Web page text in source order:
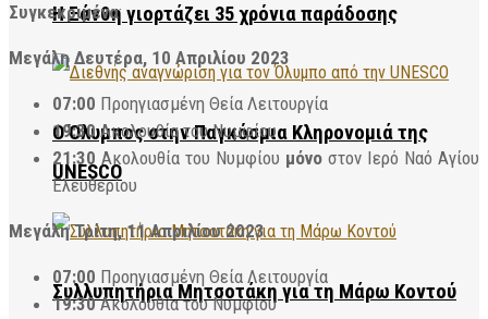
Η Ξάνθη γιορτάζει 35 χρόνια παράδοσης
Ο Όλυμπος στην Παγκόσμια Κληρονομιά της
UNESCO
Συλλυπητήρια Μητσοτάκη για τη Μάρω Κοντού
Συγκεκριμένα:
Μεγάλη Δευτέρα, 10 Απριλίου 2023
07:00 Προηγιασμένη Θεία Λειτουργία
19:30Ακολουθία του Νυμφίου
21:30 Ακολουθία του Νυμφίου μόνο στον Ιερό Ναό Αγίου
Ελευθερίου
Μεγάλη Τρίτη, 11 Απριλίου 2023
07:00 Προηγιασμένη Θεία Λειτουργία
19:30Ακολουθία του Νυμφίου